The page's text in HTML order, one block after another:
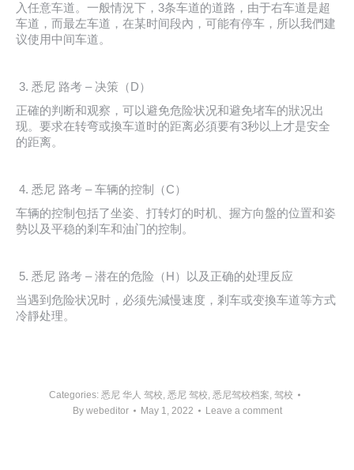
入任意车道。一般情況下，3条车道的道路，由于右车道是超
车道，而最左车道，在某时间段內，可能有停车，所以我們建
议使用中间车道。
悉尼 路考 – 决策（D）
正確的判断和观察，可以避免危险状况和避免堵车的狀况出
现。要求在转弯或換车道时的距离必須要有3秒以上才是安全
的距离。
悉尼 路考 – 车辆的控制（C）
车辆的控制包括了坐姿、打转灯的时机、握方向盤的位置和姿
勢以及平稳的剎车和油门的控制。
悉尼 路考 – 潜在的危险（H）以及正确的处理反应
当遇到危险状况时，必须先減慢速度，剎车或变換车道等方式
冷靜处理。
Categories: 悉尼 华人 驾校, 悉尼 驾校, 悉尼驾校档案, 驾校
By webeditor May 1, 2022 Leave a comment